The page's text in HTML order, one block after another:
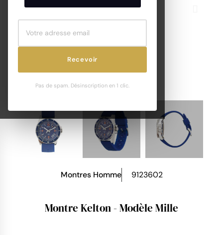
Recevoir
Pas de spam. Désinscription en 1 clic.
Montres Homme 9123602
Montre Kelton - Modèle Mille